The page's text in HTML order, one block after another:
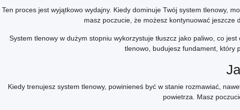
Ten proces jest wyjątkowo wydajny. Kiedy dominuje Twój system tlenowy,
masz poczucie, że możesz kontynuować jeszcze
System tlenowy w dużym stopniu wykorzystuje tłuszcz jako paliwo, co
tlenowo, budujesz fundament, który
Kiedy trenujesz system tlenowy, powinieneś być w stanie rozmawiać,
powietrza. Masz